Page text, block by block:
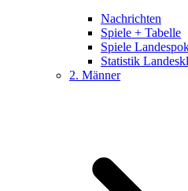
Nachrichten
Spiele + Tabelle
Spiele
Statistik
2. Männer